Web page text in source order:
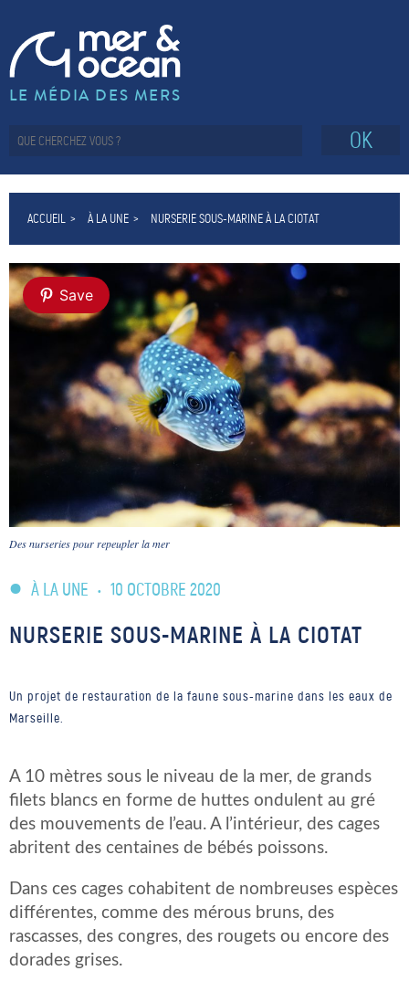
LE MÉDIA DES MERS
OK
ACCUEIL À LA UNE NURSERIE SOUS-MARINE À LA CIOTAT
Save
Des nurseries pour repeupler la mer
À LA UNE • 10 OCTOBRE 2020
NURSERIE SOUS-MARINE À LA CIOTAT
Un projet de restauration de la faune sous-marine dans les eaux de
Marseille.
A 10 mètres sous le niveau de la mer, de grands
filets blancs en forme de huttes ondulent au gré
des mouvements de l’eau. A l’intérieur, des cages
abritent des centaines de bébés poissons.
Dans ces cages cohabitent de nombreuses espèces
différentes, comme des mérous bruns, des
rascasses, des congres, des rougets ou encore des
dorades grises.